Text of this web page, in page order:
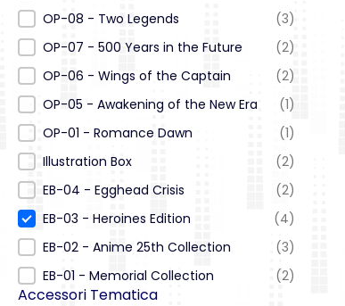
OP-08 - Two Legends
(3)
OP-07 - 500 Years in the Future
(2)
OP-06 - Wings of the Captain
(2)
OP-05 - Awakening of the New Era
(1)
OP-01 - Romance Dawn
(1)
Illustration Box
(2)
EB-04 - Egghead Crisis
(2)
EB-03 - Heroines Edition
(4)
EB-02 - Anime 25th Collection
(3)
EB-01 - Memorial Collection
(2)
Accessori Tematica